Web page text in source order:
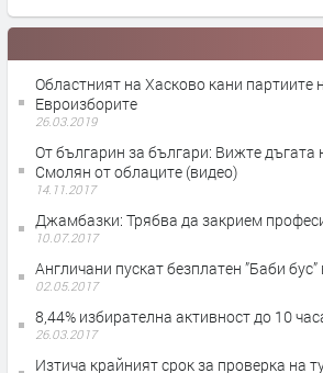
Областният на Хасково кани партиите
Евроизборите
26.03.2019
Oт българин за българи: Вижте дъгата
Смолян от облаците (видео)
14.11.2017
Джамбазки: Трябва да закрием
10.07.2017
Англичани пускат безплатен ”Баби
02.05.2017
8,44% избирателна активност до 10
26.03.2017
Изтича крайният срок за проверка на